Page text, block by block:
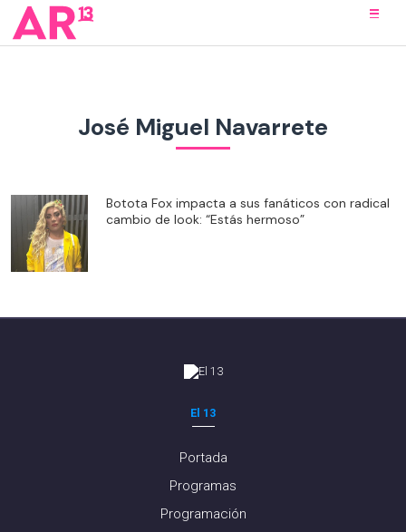
José Miguel Navarrete
Botota Fox impacta a sus fanáticos con radical
cambio de look: “Estás hermoso”
El 13
Portada
Programas
Programación